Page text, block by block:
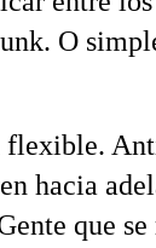
O
flexible.
hacia
que se